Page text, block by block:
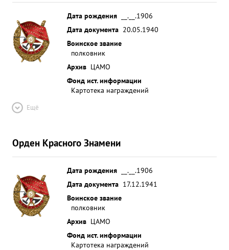
Дата рождения
__.__.1906
Дата документа 20.05.1940
Воинское звание
полковник
Архив ЦАМО
Фонд ист. информации
Картотека награждений
Ещё
Орден Красного Знамени
Дата рождения
__.__.1906
Дата документа 17.12.1941
Воинское звание
полковник
Архив ЦАМО
Фонд ист. информации
Картотека награждений